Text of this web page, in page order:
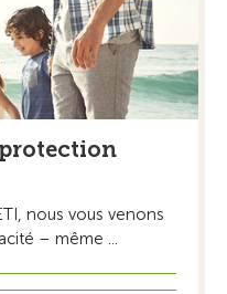
nous vous venons
– même ...